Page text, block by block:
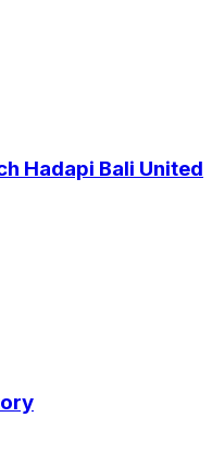
Hadapi Bali United